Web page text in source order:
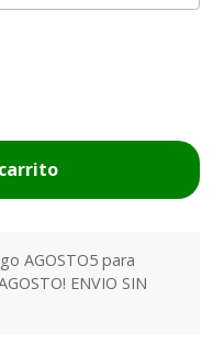
AGOSTO5 para
ENVIO SIN